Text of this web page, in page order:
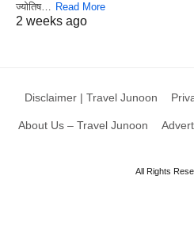
ज्योतिष… Read More
2 weeks ago
Disclaimer | Travel Junoon
About Us – Travel Junoon
All Rights